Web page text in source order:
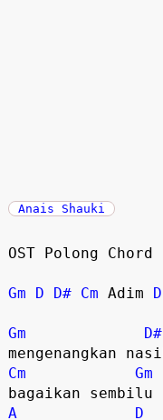
Anais Shauki
OST Polong Chord
Gm D D# Cm Adim D
Gm
D#
Cm
Gm
A
D